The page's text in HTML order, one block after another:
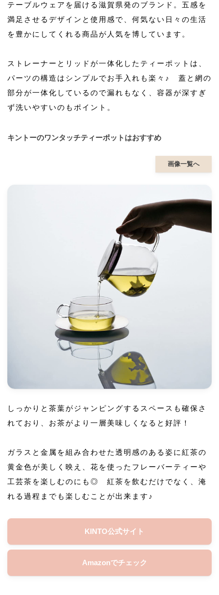
テーブルウェアを届ける滋賀県発のブランド。五感を
満足させるデザインと使用感で、何気ない日々の生活
を豊かにしてくれる商品が人気を博しています。
ストレーナーとリッドが一体化したティーポットは、
パーツの構造はシンプルでお手入れも楽々♪ 蓋と網の
部分が一体化しているので漏れもなく、容器が深すぎ
ず洗いやすいのもポイント。
キントーのワンタッチティーポットはおすすめ
画像一覧へ
しっかりと茶葉がジャンピングするスペースも確保さ
れており、お茶がより一層美味しくなると好評！
ガラスと金属を組み合わせた透明感のある姿に紅茶の
黄金色が美しく映え、花を使ったフレーバーティーや
工芸茶を楽しむのにも◎ 紅茶を飲むだけでなく、淹
れる過程までも楽しむことが出来ます♪
KINTO公式サイト
Amazonでチェック